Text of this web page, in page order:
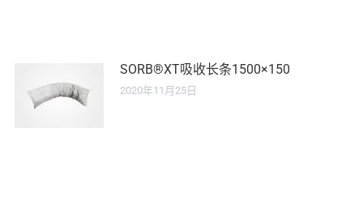
SORB®XT吸收长条1500×150
2020年11月25日